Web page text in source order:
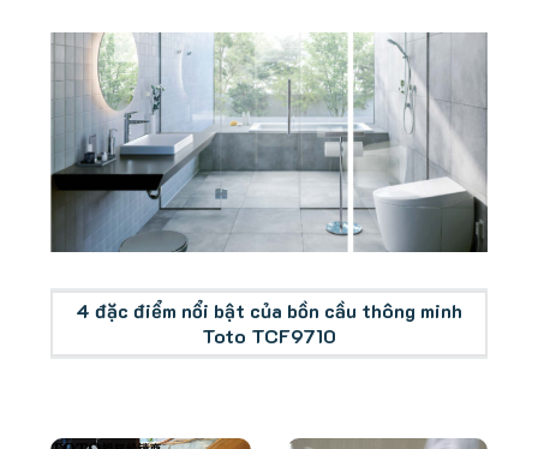
4 đặc điểm nổi bật của bồn cầu thông minh
Toto TCF9710